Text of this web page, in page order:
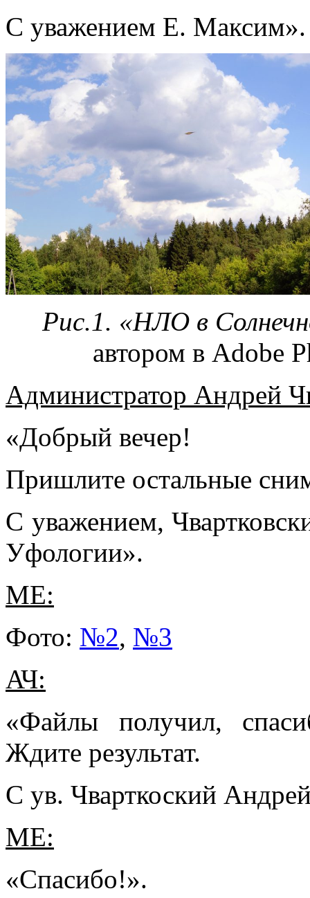
С уважением Е. Максим».
Рис.1. «НЛО в
автором в Adobe
Администратор Андрей
«Добрый вечер!
Пришлите остальные
С уважением,
Уфологии».
МЕ:
Фото: №2, №3
АЧ:
«Файлы получил,
Ждите результат.
С ув. Чварткоский
МЕ:
«Спасибо!».